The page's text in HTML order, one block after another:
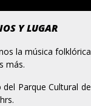
Y LUGAR
la música folklórica
más.
Parque Cultural de